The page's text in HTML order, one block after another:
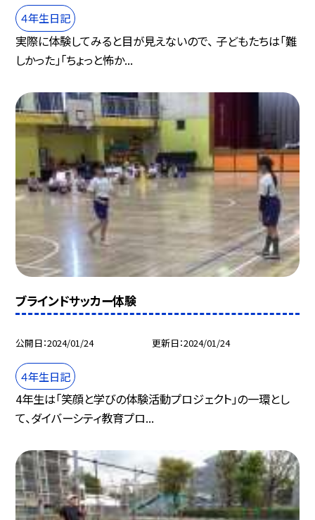
４年生日記
実際に体験してみると目が見えないので、 子どもたちは「難
しかった」「ちょっと怖か...
ブラインドサッカー体験
公開日 2024/01/24 更新日 2024/01/24
４年生日記
4年生は「笑顔と学びの体験活動プロジェクト」の一環とし
て、ダイバーシティ教育プロ...